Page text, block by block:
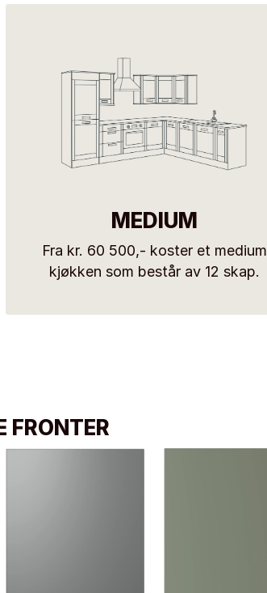
MEDIUM
Fra kr. 60 500,- koster et medium
kjøkken som består av 12 skap.
FRONTER